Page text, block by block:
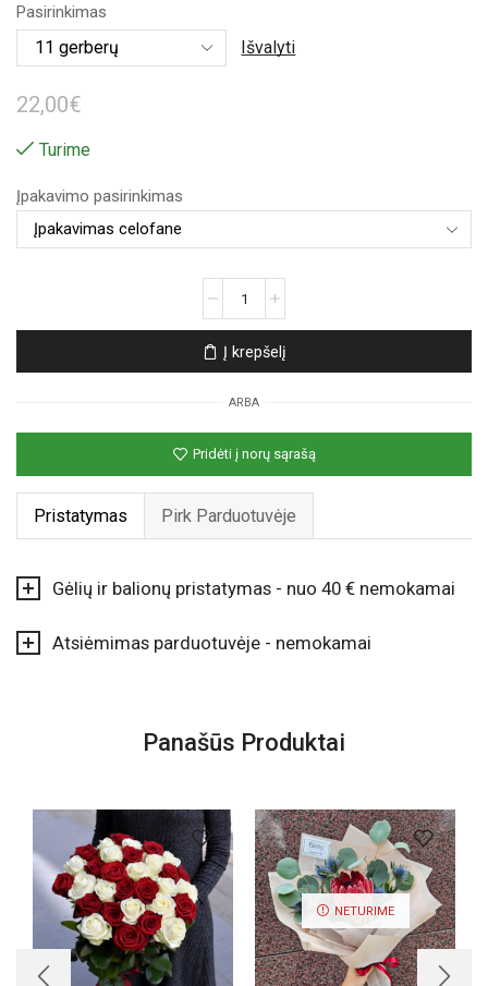
22,00€
through
Pasirinkimas
Išvalyti
22,00€
Turime
Įpakavimo pasirinkimas
Gerberos
Į krepšelį
ARBA
Pridėti į norų sąrašą
Pristatymas Pirk Parduotuvėje
Gėlių ir balionų pristatymas - nuo 40 € nemokamai
Atsiėmimas parduotuvėje - nemokamai
Panašūs Produktai
NETURIME